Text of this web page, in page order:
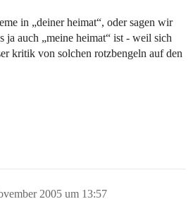
in „deiner heimat“, oder sagen wir
auch „meine heimat“ ist - weil sich
kritik von solchen rotzbengeln auf den
2005 um 13:57